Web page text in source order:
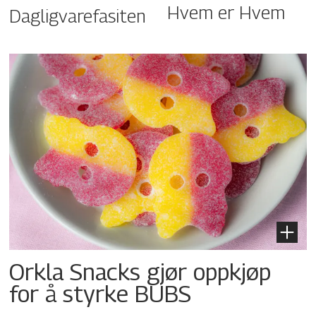
Dagligvarefasiten Hvem er Hvem
Orkla Snacks gjør oppkjøp
for å styrke BUBS